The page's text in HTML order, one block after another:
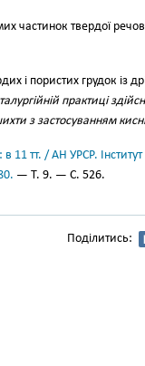
частинок твердої
і пористих грудок із
практиці
з застосуванням
в 11 тт. / АН УРСР.
— Т. 9. — С. 526.
Поділитись: